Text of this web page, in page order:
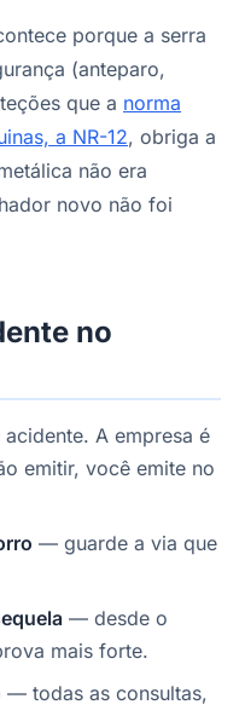
porque a serra
(anteparo,
que a norma
a NR-12, obriga a
não era
novo não foi
no
A empresa é
emitir, você emite no
— guarde a via que
— desde o
mais forte.
— todas as consultas,